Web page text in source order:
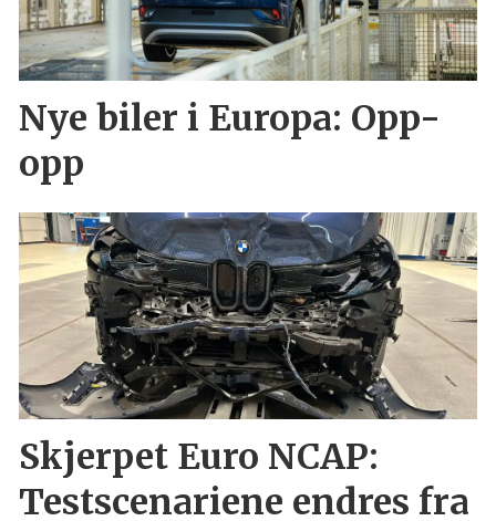
Nye biler i Europa: Opp-
opp
Skjerpet Euro NCAP:
Testscenariene endres fra